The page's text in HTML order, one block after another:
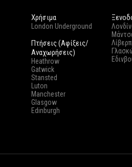
Χρήσιμα
London Underground
Πτήσεις (Αφίξεις/
Αναχωρήσεις)
Heathrow
Gatwick
Stansted
Luton
Manchester
Glasgow
Edinburgh